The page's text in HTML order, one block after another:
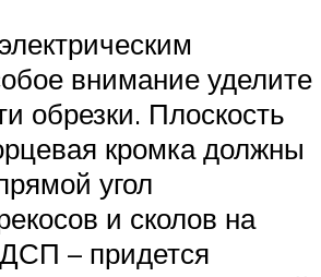
внимание уделите
обрезки. Плоскость
кромка должны
угол
и сколов на
– придется